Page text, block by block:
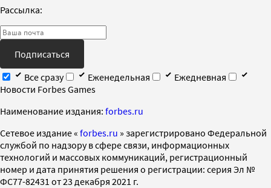
Рассылка:
Подписаться
Все сразу
Еженедельная
Ежедневная
Новости Forbes Games
Наименование издания: forbes.ru
Cетевое издание « forbes.ru » зарегистрировано Федеральной
службой по надзору в сфере связи, информационных
технологий и массовых коммуникаций, регистрационный
номер и дата принятия решения о регистрации: серия Эл №
ФС77-82431 от 23 декабря 2021 г.